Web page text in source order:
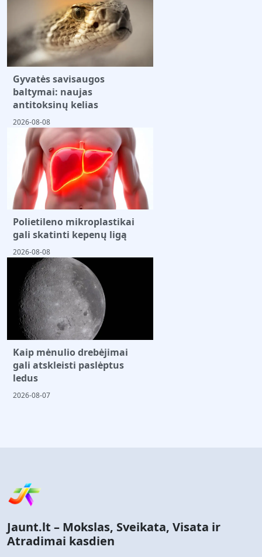
Gyvatės savisaugos
baltymai: naujas
antitoksinų kelias
2026-08-08
Polietileno mikroplastikai
gali skatinti kepenų ligą
2026-08-08
Kaip mėnulio drebėjimai
gali atskleisti paslėptus
ledus
2026-08-07
Jaunt.lt – Mokslas, Sveikata, Visata ir
Atradimai kasdien